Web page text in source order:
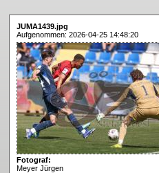
JUMA1439.jpg
Aufgenommen: 2026-04-25 14:48:20
Fotograf:
Meyer Jürgen